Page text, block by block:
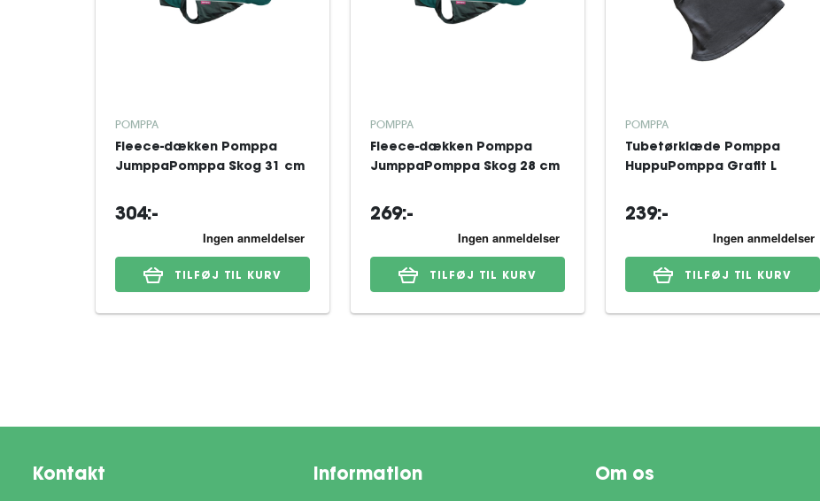
POMPPA
Fleece-dækken Pomppa
JumppaPomppa Skog 31 cm
304:-
TILFØJ TIL KURV
POMPPA
Fleece-dækken Pomppa
JumppaPomppa Skog 28 cm
269:-
TILFØJ TIL KURV
POMPPA
Tubetørklæde Pomppa
HuppuPomppa Grafit L
239:-
TILFØJ TIL KURV
Kontakt Information Om os